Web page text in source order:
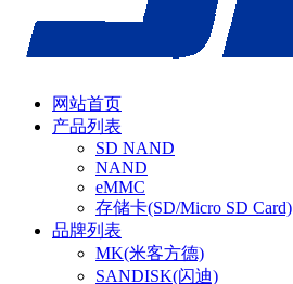
网站首页
产品列表
SD NAND
NAND
eMMC
存储卡(SD/Micro SD Card)
品牌列表
MK(米客方德)
SANDISK(闪迪)